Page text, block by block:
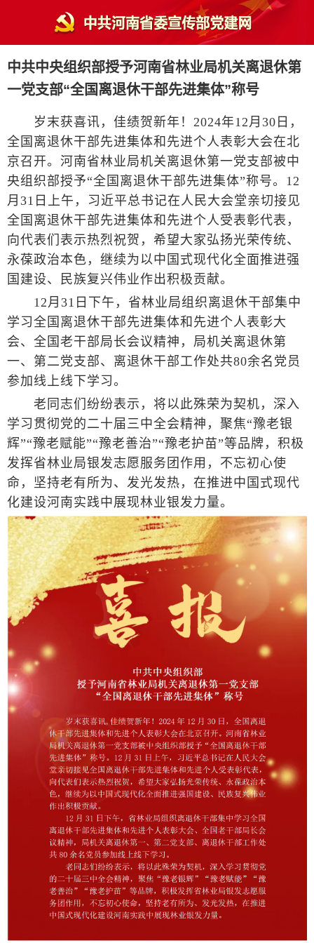
中共中央组织部授予河南省林业局机关离退休第
一党支部“全国离退休干部先进集体”称号
岁末获喜讯，佳绩贺新年！2024年12月30日，
全国离退休干部先进集体和先进个人表彰大会在北
京召开。河南省林业局机关离退休第一党支部被中
央组织部授予“全国离退休干部先进集体”称号。12
月31日上午，习近平总书记在人民大会堂亲切接见
全国离退休干部先进集体和先进个人受表彰代表，
向代表们表示热烈祝贺，希望大家弘扬光荣传统、
永葆政治本色，继续为以中国式现代化全面推进强
国建设、民族复兴伟业作出积极贡献。
12月31日下午，省林业局组织离退休干部集中
学习全国离退休干部先进集体和先进个人表彰大
会、全国老干部局长会议精神，局机关离退休第
一、第二党支部、离退休干部工作处共80余名党员
参加线上线下学习。
老同志们纷纷表示，将以此殊荣为契机，深入
学习贯彻党的二十届三中全会精神，聚焦“豫老银
辉”“豫老赋能”“豫老善治”“豫老护苗”等品牌，积极
发挥省林业局银发志愿服务团作用，不忘初心使
命，坚持老有所为、发光发热，在推进中国式现代
化建设河南实践中展现林业银发力量。